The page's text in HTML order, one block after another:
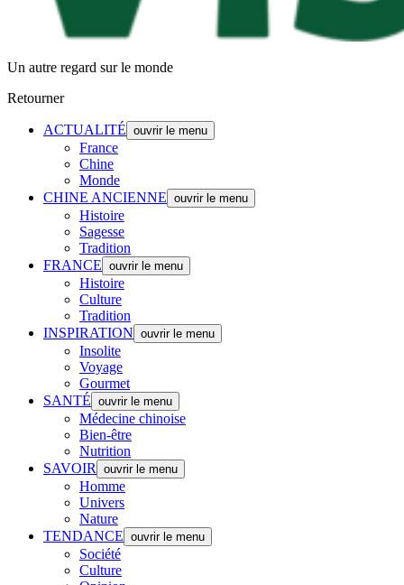
Un autre regard sur le monde
Retourner
ACTUALITÉ ouvrir le menu
France
Chine
Monde
CHINE ANCIENNE ouvrir le menu
Histoire
Sagesse
Tradition
FRANCE ouvrir le menu
Histoire
Culture
Tradition
INSPIRATION ouvrir le menu
Insolite
Voyage
Gourmet
SANTÉ ouvrir le menu
Médecine chinoise
Bien-être
Nutrition
SAVOIR
ouvrir le menu
Homme
Univers
Nature
TENDANCE ouvrir le menu
Société
Culture